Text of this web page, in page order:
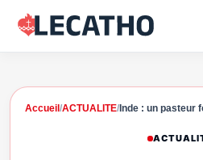
Accueil /ACTUALITE/ Inde : un